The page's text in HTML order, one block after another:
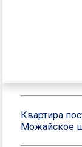
Квартира
Можайское